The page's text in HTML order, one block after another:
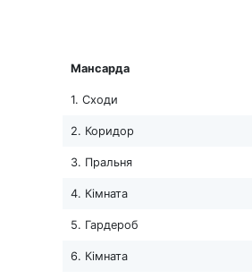
Мансарда
1. Сходи
2. Коридор
3. Пральня
4. Кімната
5. Гардероб
6. Кімната